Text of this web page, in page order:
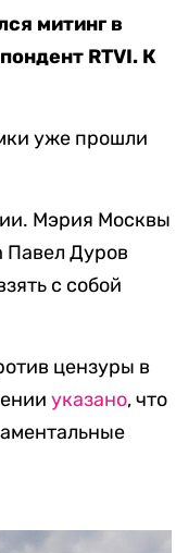
митинг в
RTVI. К
уже прошли
Мэрия Москвы
Павел Дуров
с собой
цензуры в
указано, что